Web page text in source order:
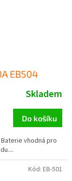
EB504
Skladem
Do košíku
Baterie vhodná pro
Kód: EB-501